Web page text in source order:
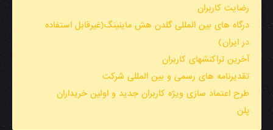
رضایت کاربران
درگاه های بین المللی گلدن هش ماینینگ(غیرقابل استفاده
در ایران)
آخرین تراکنشهای کاربران
تقدیرنامه های رسمی و بین المللی شرکت
طرح اعتماد سازی ویژه کاربران جدید و اولین خریداران
پلن